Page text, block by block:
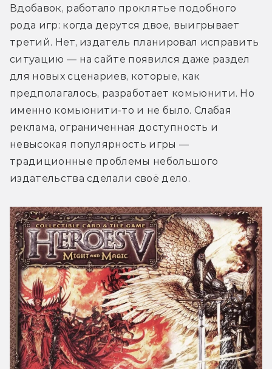
Вдобавок, работало проклятье подобного
рода игр: когда дерутся двое, выигрывает
третий. Нет, издатель планировал исправить
ситуацию — на сайте появился даже раздел
для новых сценариев, которые, как
предполагалось, разработает комьюнити. Но
именно комьюнити-то и не было. Слабая
реклама, ограниченная доступность и
невысокая популярность игры —
традиционные проблемы небольшого
издательства сделали своё дело.